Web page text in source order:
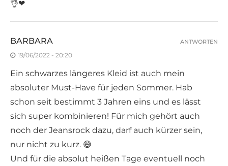
👌❤
BARBARA
19/06/2022 - 20:20
Ein schwarzes längeres Kleid ist auch mein
absoluter Must-Have für jeden Sommer. Hab
schon seit bestimmt 3 Jahren eins und es lässt
sich super kombinieren! Für mich gehört auch
noch der Jeansrock dazu, darf auch kürzer sein,
nur nicht zu kurz. 😅
Und für die absolut heißen Tage eventuell noch
ANTWORTEN